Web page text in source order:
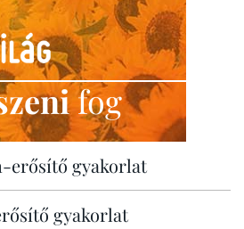
fog
erősítő gyakorlat
gyakorlat